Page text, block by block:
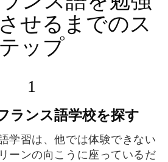
せるまでのス
テップ
1
フランス語学校を探す
ーンの向こうに座っているだ